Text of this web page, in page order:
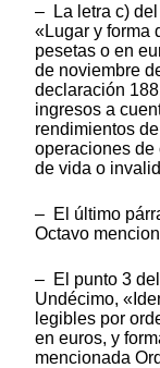
– La letra c)
«Lugar y forma
pesetas o en
de noviembre
declaración
ingresos a
rendimientos
operaciones de
de vida o
– El último
Octavo
– El punto 3
Undécimo,
legibles por
en euros, y
mencionada